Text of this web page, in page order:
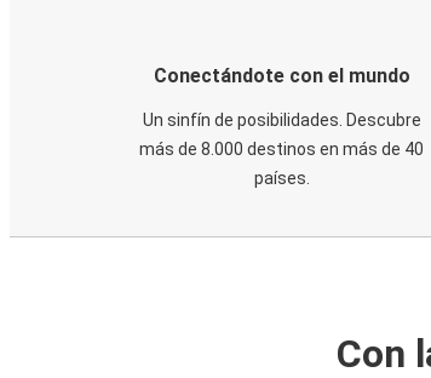
Conectándote con el mundo
Un sinfín de posibilidades. Descubre
más de 8.000 destinos en más de 40
países.
Con